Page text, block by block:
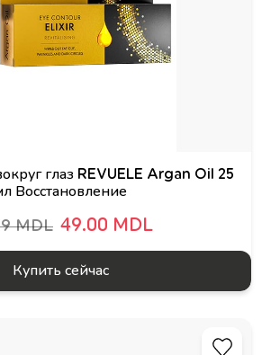
глаз REVUELE Argan Oil 25
Восстановление
MDL 49.00 MDL
Купить сейчас